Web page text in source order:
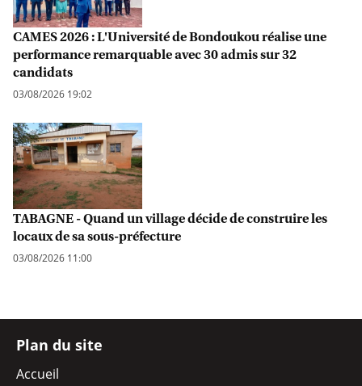
CAMES 2026 : L'Université de Bondoukou réalise une
performance remarquable avec 30 admis sur 32
candidats
03/08/2026 19:02
TABAGNE - Quand un village décide de construire les
locaux de sa sous-préfecture
03/08/2026 11:00
Plan du site
Accueil